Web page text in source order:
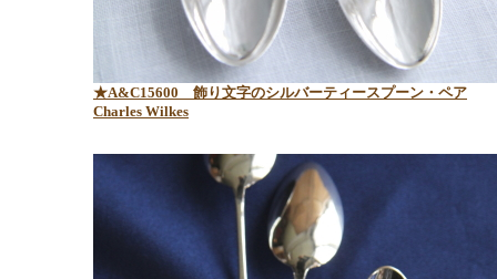
★A&C15600 飾り文字のシルバーティースプーン・ペア
Charles Wilkes